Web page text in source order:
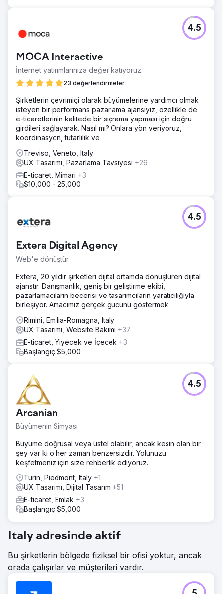
MOCA Interactive
İnternet yatırımlarınıza değer katıyoruz.
23 değerlendirmeler
4.5
Şirketlerin çevrimiçi olarak büyümelerine yardımcı olmak
isteyen bir performans pazarlama ajansıyız, özellikle de
e-ticaretlerinin kalitede bir sıçrama yapması için doğru
girdileri sağlayarak. Nasıl mı? Onlara yön veriyoruz,
koordinasyon, tutarlılık ve
Treviso, Veneto, Italy
UX Tasarımı, Pazarlama Tavsiyesi +26
E-ticaret, Mimari +3
$10,000 - 25,000
Extera Digital Agency
Web'e dönüştür
4.5
Extera, 20 yıldır şirketleri dijital ortamda dönüştüren dijital
ajanstır. Danışmanlık, geniş bir geliştirme ekibi,
pazarlamacıların becerisi ve tasarımcıların yaratıcılığıyla
birleşiyor. Amacımız gerçek gücünü göstermek
Rimini, Emilia-Romagna, Italy
UX Tasarımı, Website Bakımı +37
E-ticaret, Yiyecek ve İçecek +3
Başlangıç $5,000
Arcanian
Büyümenin Simyası
4.5
Büyüme doğrusal veya üstel olabilir, ancak kesin olan bir
şey var ki o her zaman benzersizdir. Yolunuzu
keşfetmeniz için size rehberlik ediyoruz.
Turin, Piedmont, Italy +1
UX Tasarımı, Dijital Tasarım +51
E-ticaret, Emlak +3
Başlangıç $5,000
Italy adresinde aktif
Bu şirketlerin bölgede fiziksel bir ofisi yoktur, ancak
orada çalışırlar ve müşterileri vardır.